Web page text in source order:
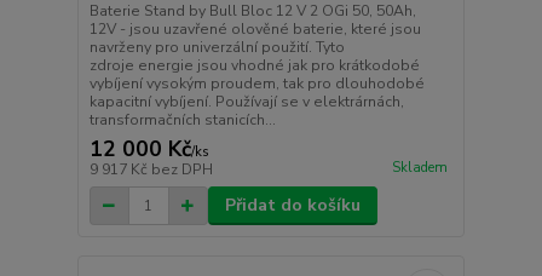
Baterie Stand by Bull Bloc 12 V 2 OGi 50, 50Ah,
12V - jsou uzavřené olověné baterie, které jsou
navrženy pro univerzální použití. Tyto
zdroje energie jsou vhodné jak pro krátkodobé
vybíjení vysokým proudem, tak pro dlouhodobé
kapacitní vybíjení. Používají se v elektrárnách,
transformačních stanicích...
12 000 Kč/ks
9 917 Kč bez DPH Skladem
Přidat do košíku